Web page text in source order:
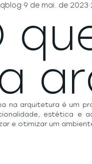
9 de mai. de 2023
na arquitetura é um
estética e
e otimizar um